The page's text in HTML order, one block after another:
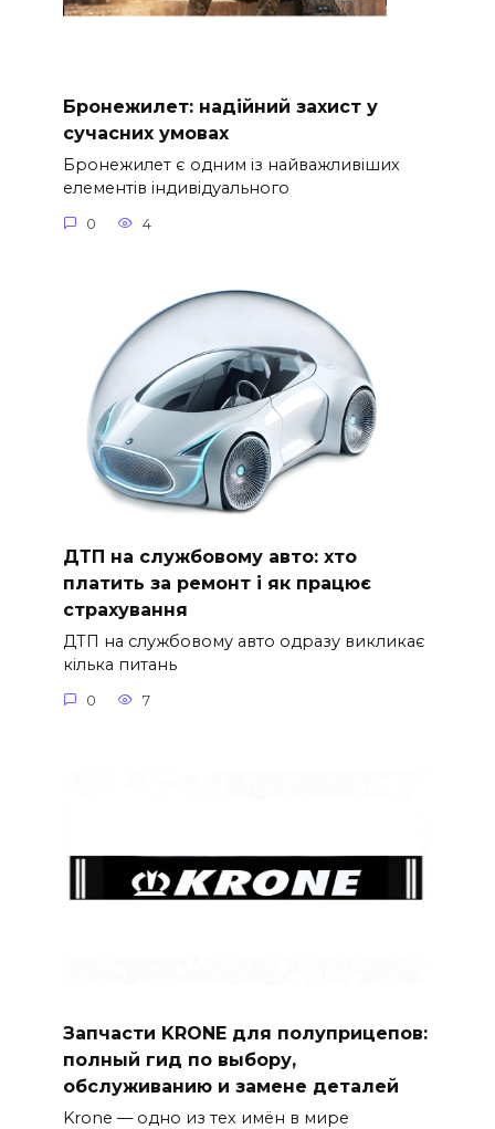
Бронежилет: надійний захист у
сучасних умовах
Бронежилет є одним із найважливіших
елементів індивідуального
0 4
ДТП на службовому авто: хто
платить за ремонт і як працює
страхування
ДТП на службовому авто одразу викликає
кілька питань
0 7
Запчасти KRONE для полуприцепов:
полный гид по выбору,
обслуживанию и замене деталей
Krone — одно из тех имён в мире